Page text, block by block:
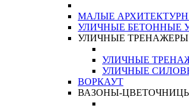
МАЛЫЕ
УЛИЧНЫЕ БЕТОННЫЕ
УЛИЧНЫЕ ТРЕНАЖЕРЫ
УЛИЧНЫЕ
УЛИЧНЫЕ
ВОРКАУТ
ВАЗОНЫ-